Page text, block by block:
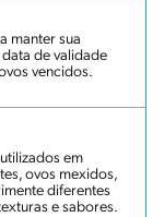
manter sua
de validade
vencidos.
em
ovos mexidos,
diferentes
e sabores.